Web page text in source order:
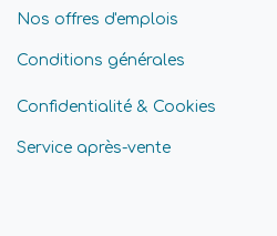
Nos offres d'emplois
Conditions générales
Confidentialité & Cookies
Service après-vente